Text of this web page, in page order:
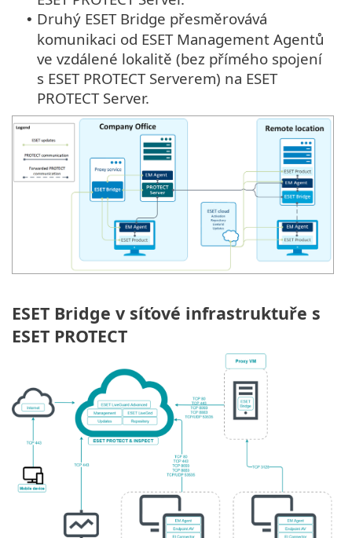
• Druhý ESET Bridge přesměrovává
komunikaci od ESET Management Agentů
ve vzdálené lokalitě (bez přímého spojení
s ESET PROTECT Serverem) na ESET
PROTECT Server.
ESET Bridge v síťové infrastruktuře s
ESET PROTECT